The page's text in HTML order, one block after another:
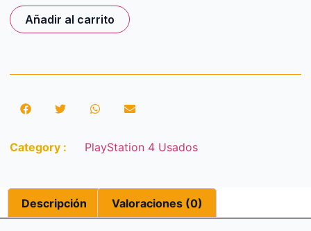
Añadir al carrito
Category : PlayStation 4 Usados
Descripción Valoraciones (0)